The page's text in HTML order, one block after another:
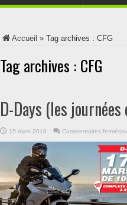
Accueil » Tag archives : CFG
Tag archives : CFG
D-Days (les journées
15 mars 2018 Commentaires fermés